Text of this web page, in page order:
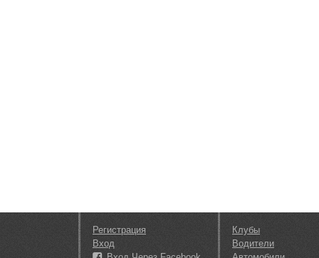
Регистрация
Вход
Клубы
Водители